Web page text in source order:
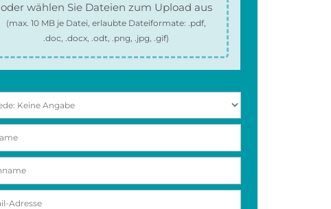
oder wählen Sie Dateien zum Upload aus
(max.10 MB je Datei, erlaubte Dateiformate:.pdf,
.doc, .docx, .odt, .png, .jpg, .gif)